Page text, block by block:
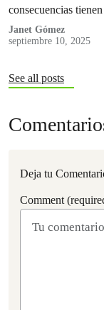
consecuencias
Janet Gómez
septiembre 10, 2025
See all posts
Deja tu
Comment